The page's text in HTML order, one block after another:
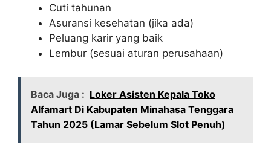
Cuti tahunan
Asuransi kesehatan (jika ada)
Peluang karir yang baik
Lembur (sesuai aturan perusahaan)
Baca Juga : Loker Asisten Kepala Toko
Alfamart Di Kabupaten Minahasa Tenggara
Tahun 2025 (Lamar Sebelum Slot Penuh)